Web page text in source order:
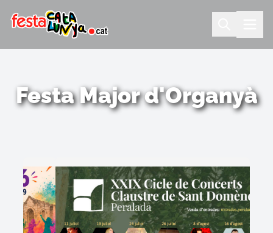
Festa Major d'Organyà